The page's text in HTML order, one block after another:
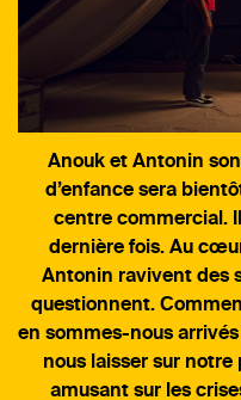
Anouk et Antonin
d’enfance sera
centre commercial.
dernière fois. Au
Antonin ravivent des
questionnent.
en sommes-nous
nous laisser sur
amusant sur les